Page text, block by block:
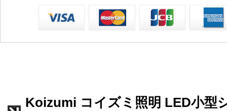
Koizumi コイズミ照明 LED小型